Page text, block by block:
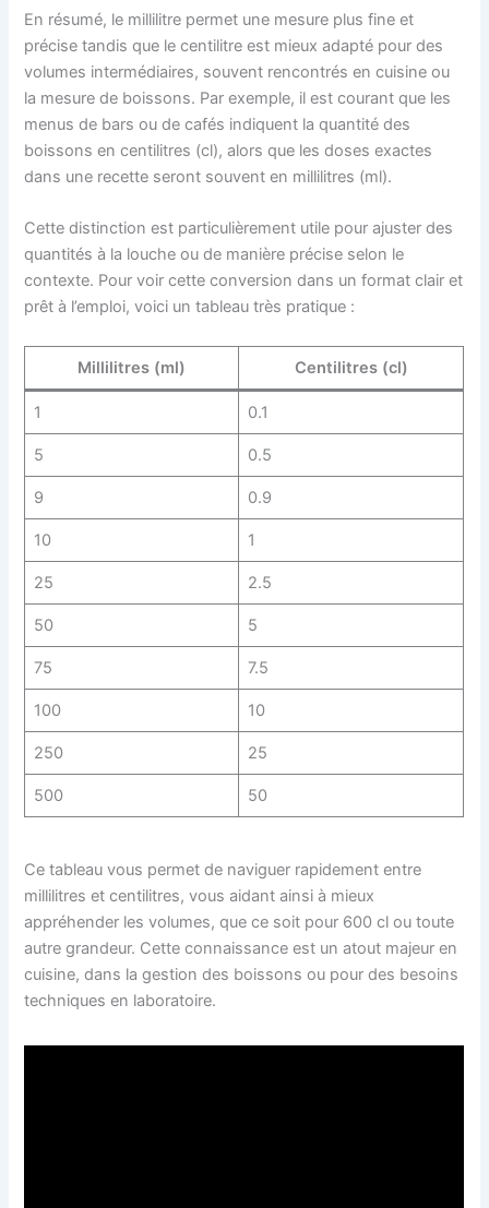
En résumé, le millilitre permet une mesure plus fine et
précise tandis que le centilitre est mieux adapté pour des
volumes intermédiaires, souvent rencontrés en cuisine ou
la mesure de boissons. Par exemple, il est courant que les
menus de bars ou de cafés indiquent la quantité des
boissons en centilitres (cl), alors que les doses exactes
dans une recette seront souvent en millilitres (ml).
Cette distinction est particulièrement utile pour ajuster des
quantités à la louche ou de manière précise selon le
contexte. Pour voir cette conversion dans un format clair et
prêt à l’emploi, voici un tableau très pratique :
Millilitres (ml) Centilitres (cl)
1 0.1
5 0.5
9 0.9
10 1
25 2.5
50 5
75 7.5
100 10
250 25
500 50
Ce tableau vous permet de naviguer rapidement entre
millilitres et centilitres, vous aidant ainsi à mieux
appréhender les volumes, que ce soit pour 600 cl ou toute
autre grandeur. Cette connaissance est un atout majeur en
cuisine, dans la gestion des boissons ou pour des besoins
techniques en laboratoire.